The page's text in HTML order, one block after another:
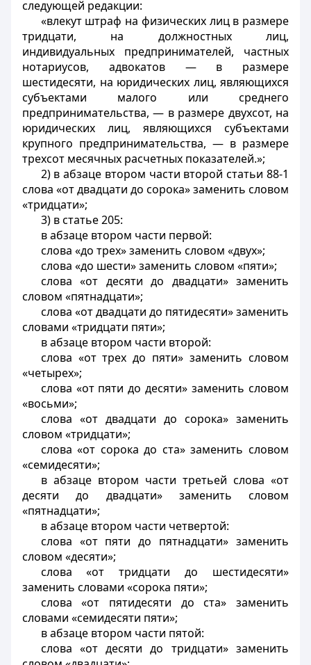
следующей редакции:
«влекут штраф на физических лиц в размере
тридцати, на должностных лиц,
индивидуальных предпринимателей, частных
нотариусов, адвокатов — в размере
шестидесяти, на юридических лиц, являющихся
субъектами малого или среднего
предпринимательства, — в размере двухсот, на
юридических лиц, являющихся субъектами
крупного предпринимательства, — в размере
трехсот месячных расчетных показателей.»;
2) в абзаце втором части второй статьи 88-1
слова «от двадцати до сорока» заменить словом
«тридцати»;
3) в статье 205:
в абзаце втором части первой:
слова «до трех» заменить словом «двух»;
слова «до шести» заменить словом «пяти»;
слова «от десяти до двадцати» заменить
словом «пятнадцати»;
слова «от двадцати до пятидесяти» заменить
словами «тридцати пяти»;
в абзаце втором части второй:
слова «от трех до пяти» заменить словом
«четырех»;
слова «от пяти до десяти» заменить словом
«восьми»;
слова «от двадцати до сорока» заменить
словом «тридцати»;
слова «от сорока до ста» заменить словом
«семидесяти»;
в абзаце втором части третьей слова «от
десяти до двадцати» заменить словом
«пятнадцати»;
в абзаце втором части четвертой:
слова «от пяти до пятнадцати» заменить
словом «десяти»;
слова «от тридцати до шестидесяти»
заменить словами «сорока пяти»;
слова «от пятидесяти до ста» заменить
словами «семидесяти пяти»;
в абзаце втором части пятой:
слова «от десяти до тридцати» заменить